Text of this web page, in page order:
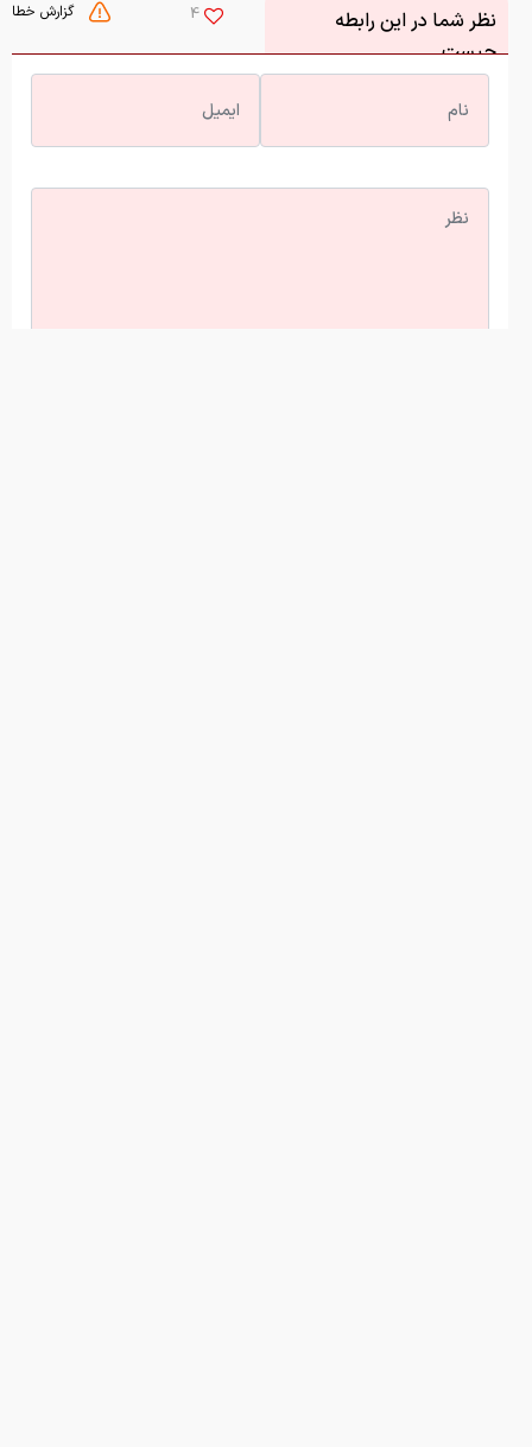
گزارش خطا 4
نظر شما در این رابطه
چیست